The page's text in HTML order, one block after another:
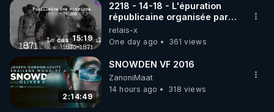
15:19
2218 - 14-18 - L'épuration
républicaine organisée par
les frères de la truelle
relais-x
One day ago
361 views
2:14:49
SNOWDEN VF 2016
ZanoniMaat
14 hours ago
318 views